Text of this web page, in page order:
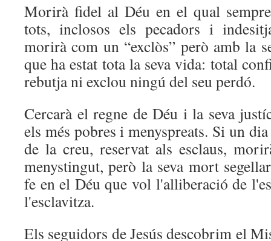
Morirà fidel al Déu en el qual
tots, inclosos els pecadors i
morirà com un “exclòs” però amb la
que ha estat tota la seva vida: total
rebutja ni exclou ningú del seu perdó.
Cercarà el regne de Déu i la seva
els més pobres i menyspreats. Si un
de la creu, reservat als esclaus,
menystingut, però la seva mort
fe en el Déu que vol l'alliberació de
l'esclavitza.
Els seguidors de Jesús descobrim el